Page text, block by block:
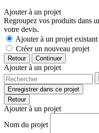
Ajouter à un projet
Regroupez vos produits dans
votre devis.
Ajouter à un projet existant
Créer un nouveau projet
Retour Continuer
Ajouter à un projet
Enregistrer dans ce projet
Retour
Ajouter à un projet
Nom du projet